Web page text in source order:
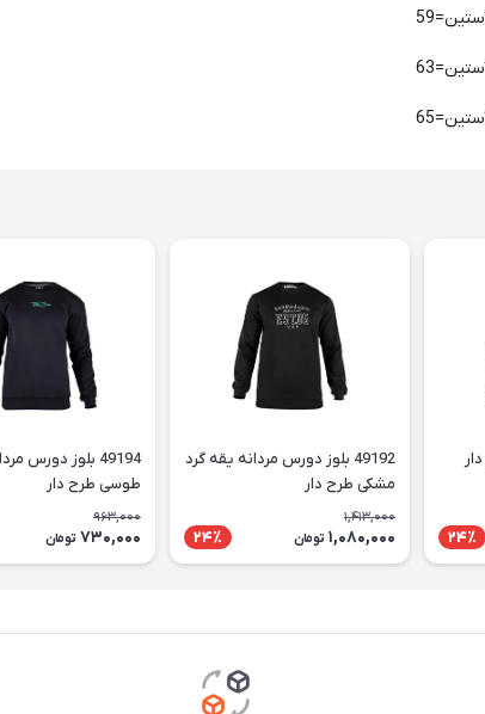
24٪
49192 بلوز دورس مردانه یقه گرد
مشکی طرح دار
1,413,000
1,080,000 تومان 24٪
49194 بلوز دورس
طوسی طرح دار
963,000
730,000 تومان